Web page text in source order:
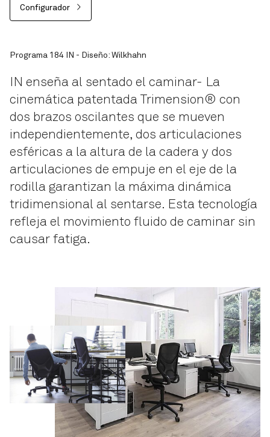
Configurador
Programa 184 IN - Diseño: Wilkhahn
IN enseña al sentado el caminar- La
cinemática patentada Trimension® con
dos brazos oscilantes que se mueven
independientemente, dos articulaciones
esféricas a la altura de la cadera y dos
articulaciones de empuje en el eje de la
rodilla garantizan la máxima dinámica
tridimensional al sentarse. Esta tecnología
refleja el movimiento fluido de caminar sin
causar fatiga.